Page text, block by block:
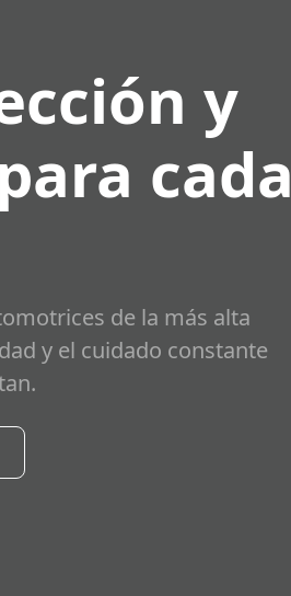
y
cada
de la más alta
y el cuidado constante